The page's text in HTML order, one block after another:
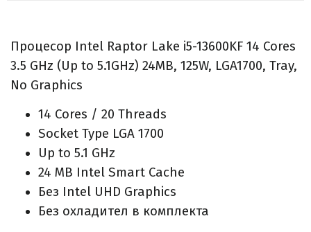
Процесор Intel Raptor Lake i5-13600KF 14 Cores
3.5 GHz (Up to 5.1GHz) 24MB, 125W, LGA1700, Tray,
No Graphics
14 Cores / 20 Threads
Socket Type LGA 1700
Up to 5.1 GHz
24 MB Intel Smart Cache
Без Intel UHD Graphics
Без охладител в комплекта